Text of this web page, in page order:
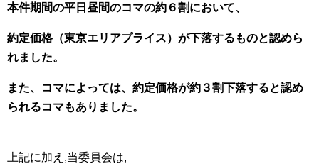
本件期間の平日昼間のコマの約６割において、
約定価格（東京エリアプライス）が下落するものと認めら
れました。
また、コマによっては、約定価格が約３割下落すると認め
られるコマもありました。
上記に加え,当委員会は,